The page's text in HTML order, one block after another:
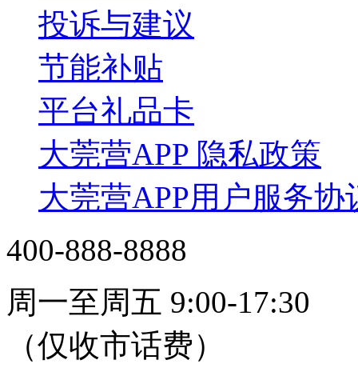
投诉与建议
节能补贴
平台礼品卡
大莞营APP 隐私政策
大莞营APP用户服务协
400-888-8888
周一至周五 9:00-17:30
（仅收市话费）